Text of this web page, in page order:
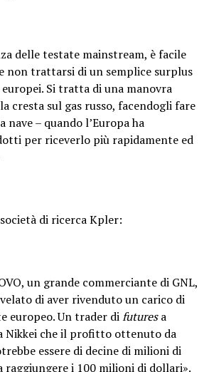
delle testate mainstream, è facile
non trattarsi di un semplice surplus
Si tratta di una manovra
cresta sul gas russo, facendogli fare
nave – quando l’Europa ha
per riceverlo più rapidamente ed
di ricerca Kpler:
un grande commerciante di GNL,
di aver rivenduto un carico di
europeo. Un trader difuturesa
Nikkei che il profitto ottenuto da
essere di decine di milioni di
i 100 milioni di dollari».